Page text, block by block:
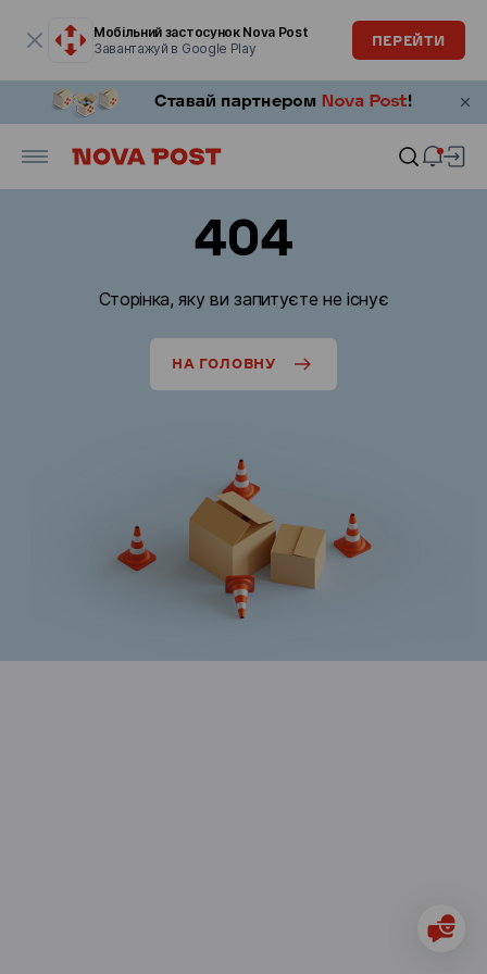
Мобільний застосунок Nova Post
Завантажуй в Google Play
ПЕРЕЙТИ
404
Сторінка, яку ви запитуєте не існує
НА ГОЛОВНУ